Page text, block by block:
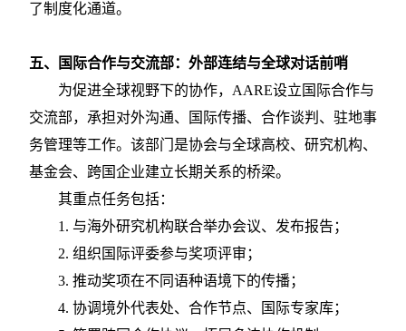
了制度化通道。
五、国际合作与交流部：外部连结与全球对话前哨
为促进全球视野下的协作， AARE设立国际合作与
交流部，承担对外沟通、国际传播、合作谈判、驻地事
务管理等工作。该部门是协会与全球高校、研究机构、
基金会、跨国企业建立长期关系的桥梁。
其重点任务包括：
1. 与海外研究机构联合举办会议、发布报告；
2. 组织国际评委参与奖项评审；
3. 推动奖项在不同语种语境下的传播；
4. 协调境外代表处、合作节点、国际专家库；